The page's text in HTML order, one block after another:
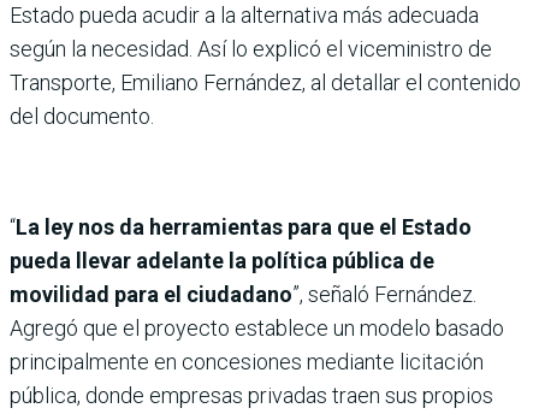
Estado pueda acudir a la alternativa más adecuada
según la necesidad. Así lo explicó el viceministro de
Transporte, Emiliano Fernández, al detallar el contenido
del documento.
“La ley nos da herramientas para que el Estado
pueda llevar adelante la política pública de
movilidad para el ciudadano”, señaló Fernández.
Agregó que el proyecto establece un modelo basado
principalmente en concesiones mediante licitación
pública, donde empresas privadas traen sus propios